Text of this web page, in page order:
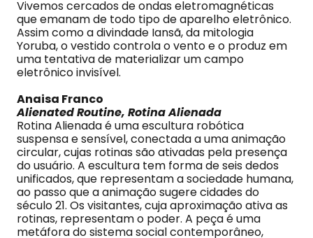
Vivemos cercados de ondas eletromagnéticas
que emanam de todo tipo de aparelho eletrônico.
Assim como a divindade Iansã, da mitologia
Yoruba, o vestido controla o vento e o produz em
uma tentativa de materializar um campo
eletrônico invisível.
Anaisa Franco
Alienated Routine, Rotina Alienada
Rotina Alienada é uma escultura robótica
suspensa e sensível, conectada a uma animação
circular, cujas rotinas são ativadas pela presença
do usuário. A escultura tem forma de seis dedos
unificados, que representam a sociedade humana,
ao passo que a animação sugere cidades do
século 21. Os visitantes, cuja aproximação ativa as
rotinas, representam o poder. A peça é uma
metáfora do sistema social contemporâneo,